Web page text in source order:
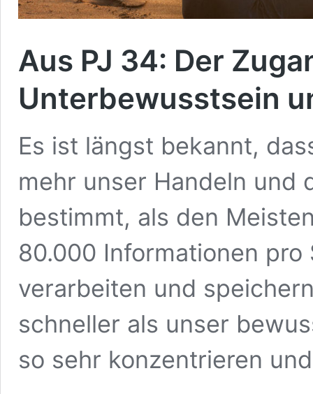
Aus PJ 34: Der
Unterbewusstsein
Es ist längst bekannt,
mehr unser Handeln und
bestimmt, als den
80.000 Informationen
verarbeiten und
schneller als unser
so sehr konzentrieren